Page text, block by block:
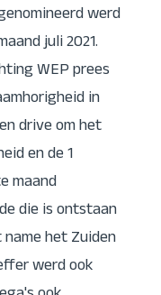
werd
juli 2021.
WEP prees
in
drive om het
en de 1
maand
die is ontstaan
het Zuiden
werd ook